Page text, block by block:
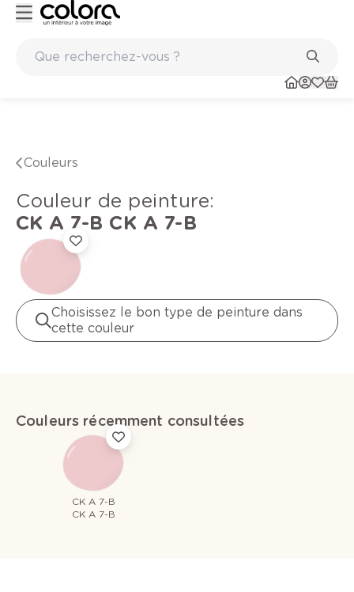
Couleurs
Couleur de peinture:
CK A 7-B CK A 7-B
Choisissez le bon type de peinture dans
cette couleur
Couleurs récemment consultées
CK A 7-B
CK A 7-B